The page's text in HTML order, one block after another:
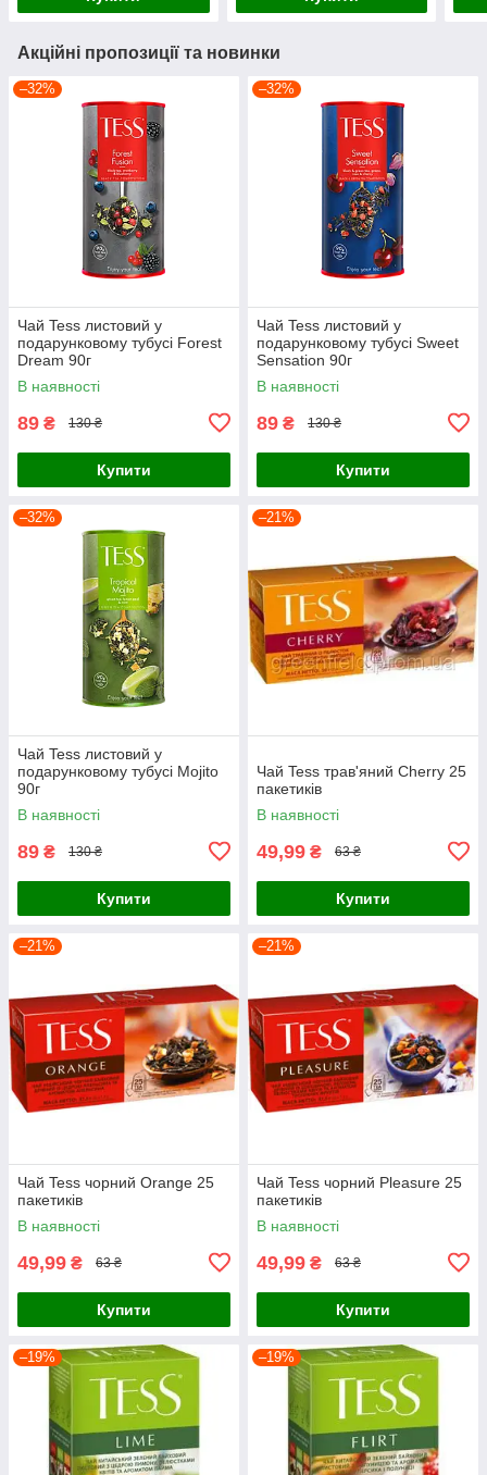
Акційні пропозиції та новинки
–32%
Чай Tess листовий у
подарунковому тубусі Forest
Dream 90г
В наявності
89 ₴ 130 ₴
Купити
–32%
Чай Tess листовий у
подарунковому тубусі Sweet
Sensation 90г
В наявності
89 ₴ 130 ₴
Купити
–32%
Чай Tess листовий у
подарунковому тубусі Mojito
90г
В наявності
89 ₴ 130 ₴
Купити
–21%
Чай Tess трав'яний Cherry 25
пакетиків
В наявності
49,99 ₴ 63 ₴
Купити
–21%
Чай Tess чорний Orange 25
пакетиків
В наявності
49,99 ₴ 63 ₴
Купити
–21%
Чай Tess чорний Pleasure 25
пакетиків
В наявності
49,99 ₴ 63 ₴
Купити
–19% –19%